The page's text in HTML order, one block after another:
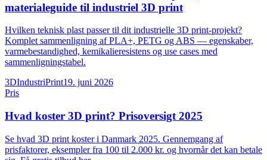
materialeguide til industriel 3D print
Hvilken teknisk plast passer til dit industrielle 3D print-projekt?
Komplet sammenligning af PLA+, PETG og ABS — egenskaber,
varmebestandighed, kemikalieresistens og use cases med
sammenligningstabel.
3DIndustriPrint19. juni 2026
Pris
Hvad koster 3D print? Prisoversigt 2025
Se hvad 3D print koster i Danmark 2025. Gennemgang af
prisfaktorer, eksempler fra 100 til 2.000 kr. og hvornår det kan betale